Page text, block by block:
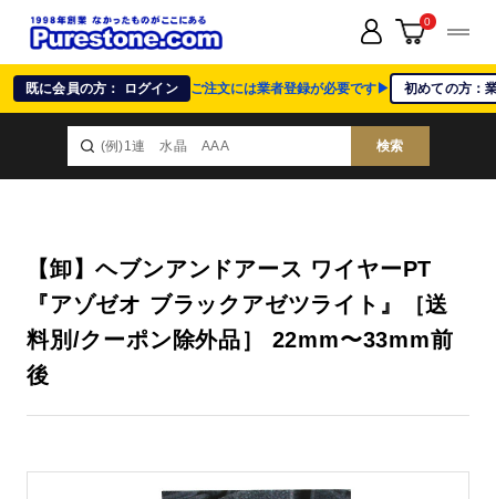
既に会員の方： ログイン ご注文には業者登録が必要です▶ 初めての方：
検索
0
【卸】ヘブンアンドアース ワイヤーPT
『アゾゼオ ブラックアゼツライト』［送
料別/クーポン除外品］ 22mm〜33mm前
後